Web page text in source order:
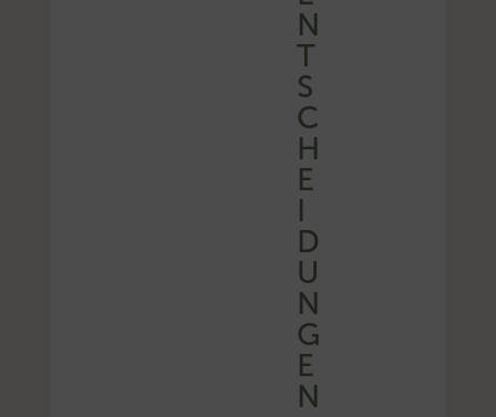
N
T
S
C
H
E
I
D
U
N
G
E
N